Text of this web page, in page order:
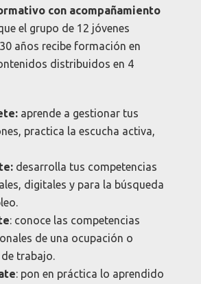
con acompañamiento
el grupo de 12 jóvenes
años recibe formación en
distribuidos en 4
aprende a gestionar tus
practica la escucha activa,
desarrolla tus competencias
digitales y para la búsqueda
: conoce las competencias
de una ocupación o
trabajo.
: pon en práctica lo aprendido